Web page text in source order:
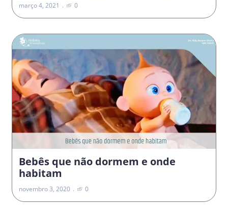
março 4, 2021 0
Bebês que não dormem e onde
habitam
novembro 3, 2020 0